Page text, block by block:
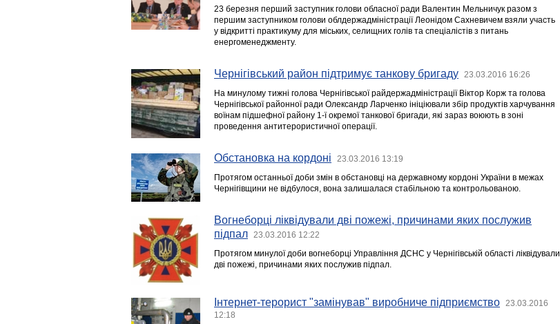
23 березня перший заступник голови обласної ради Валентин Мельничук разом з
першим заступником голови облдержадміністрації Леонідом Сахневичем взяли участь
у відкритті практикуму для міських, селищних голів та спеціалістів з питань
енергоменеджменту.
Чернігівський район підтримує танкову бригаду 23.03.2016 16:26
На минулому тижні голова Чернігівської райдержадміністрації Віктор Корж та голова
Чернігівської районної ради Олександр Ларченко ініціювали збір продуктів харчування
воїнам підшефної району 1-ї окремої танкової бригади, які зараз воюють в зоні
проведення антитерористичної операції.
Обстановка на кордоні 23.03.2016 13:19
Протягом останньої доби змін в обстановці на державному кордоні України в межах
Чернігівщини не відбулося, вона залишалася стабільною та контрольованою.
Вогнеборці ліквідували дві пожежі, причинами яких послужив
підпал
23.03.2016 12:22
Протягом минулої доби вогнеборці Управління ДСНС у Чернігівській області ліквідували
дві пожежі, причинами яких послужив підпал.
Інтернет-терорист "замінував" виробниче підприємство
23.03.2016
12:18